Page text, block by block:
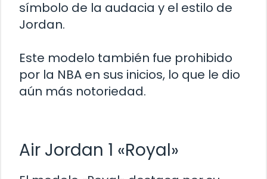
símbolo de la audacia y el estilo de
Jordan.
Este modelo también fue prohibido
por la NBA en sus inicios, lo que le dio
aún más notoriedad.
Air Jordan 1 «Royal»